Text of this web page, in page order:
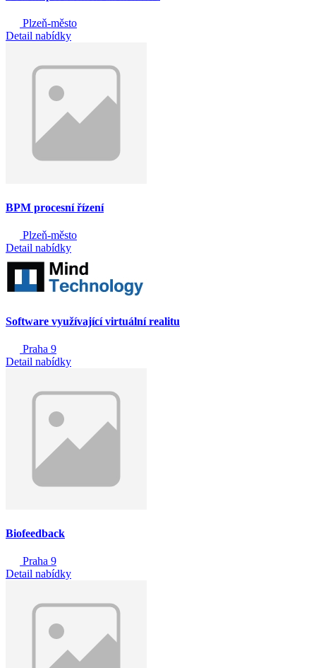
Plzeň-město
Detail nabídky
BPM procesní řízení
Plzeň-město
Detail nabídky
Software využívající virtuální realitu
Praha 9
Detail nabídky
Biofeedback
Praha 9
Detail nabídky